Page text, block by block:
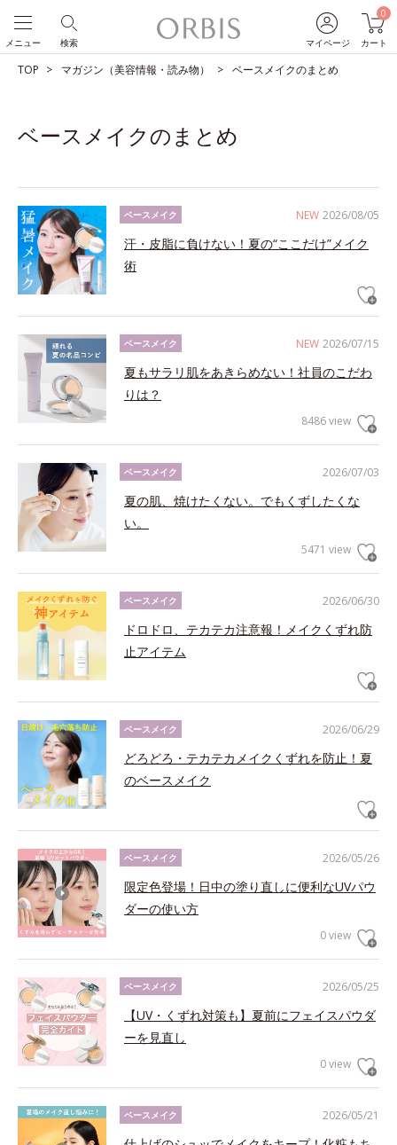
マイページ
0
カート
検索
メニュー
TOP マガジン（美容情報・読み物） ベースメイクのまとめ
ベースメイクのまとめ
NEW 2026/08/05
ベースメイク
汗・皮脂に負けない！夏の“ここだけ”メイク
術
NEW 2026/07/15
ベースメイク
夏もサラリ肌をあきらめない！社員のこだわ
りは？
8486 view
2026/07/03
ベースメイク
夏の肌、焼けたくない。でもくずしたくな
い。
5471 view
2026/06/30
ベースメイク
ドロドロ、テカテカ注意報！メイクくずれ防
止アイテム
2026/06/29
ベースメイク
どろどろ・テカテカメイクくずれを防止！夏
のベースメイク
2026/05/26
ベースメイク
限定色登場！日中の塗り直しに便利なUVパウ
ダーの使い方
0 view
2026/05/25
ベースメイク
【UV・くずれ対策も】夏前にフェイスパウダ
ーを見直し
0 view
2026/05/21
ベースメイク